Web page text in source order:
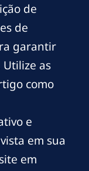
de
de
garantir
as
como
e
em sua
em